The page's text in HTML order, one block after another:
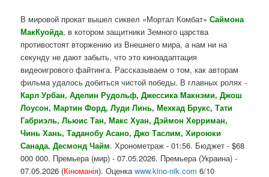
В мировой прокат вышел сиквел «Мортал Комбат»Саймона
МакКуойда, в котором защитники Земного царства
противостоят вторжению из Внешнего мира, а нам ни на
секунду не дают забыть, что это киноадаптация
видеоигрового файтинга. Рассказываем о том, как авторам
фильма удалось добиться чистой победы. В главных ролях -
Карл Урбан, Аделин Рудольф, Джессика Макнэми, Джош
Лоусон, Мартин Форд, Луди Линь, Мехкад Брукс, Тати
Габриэль, Льюис Тан, Макс Хуан, Дэймон Херриман,
Чинь Хань, Таданобу Асано, Джо Таслим, Хироюки
Санада, Десмонд Чайм. Хронометраж - 01:56. Бюджет - $68
000 000. Премьера (мир) - 07.05.2026. Премьера (Украина) -
07.05.2026 (Кіноманія). Оценкаwww.kino-nik.com 6/10